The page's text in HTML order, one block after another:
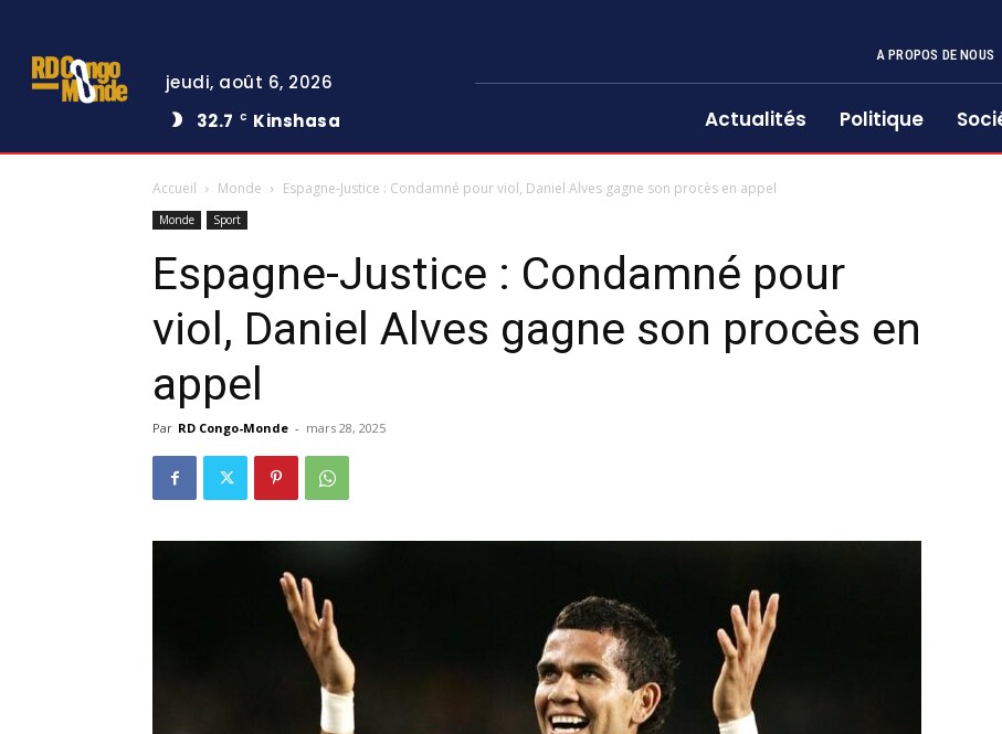
jeudi, août 6, 2026
32.7
C Kinshasa
A PROPOS DE NOUS
Actualités Politique
Accueil Monde Espagne-Justice : Condamné pour viol, Daniel Alves gagne son procès en appel
Monde Sport
Espagne-Justice : Condamné pour
viol, Daniel Alves gagne son procès en
appel
Par RD Congo-Monde - mars 28, 2025